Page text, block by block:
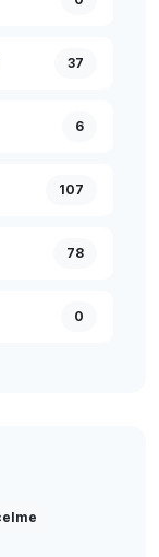
37
6
107
78
0